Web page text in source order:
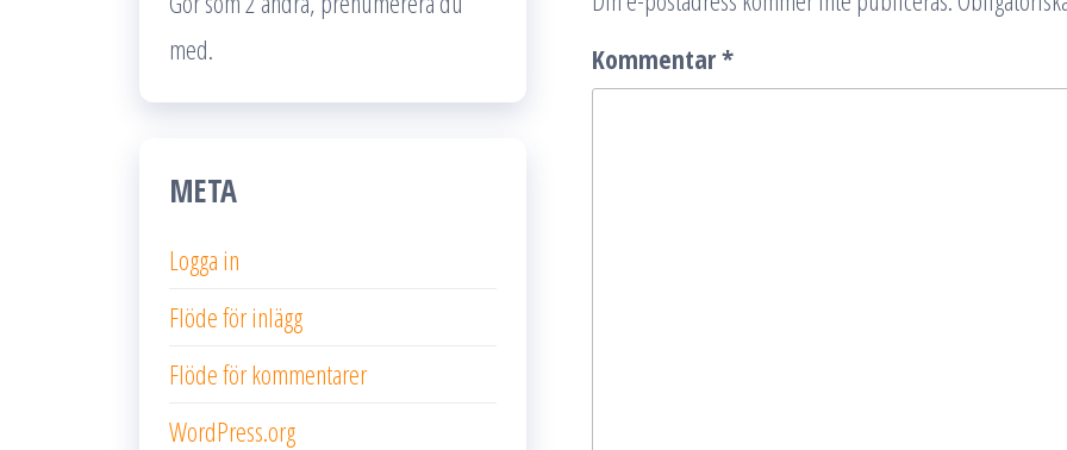
Kommentar*
med.
META
Logga in
Flöde för inlägg
Flöde för kommentarer
WordPress.org